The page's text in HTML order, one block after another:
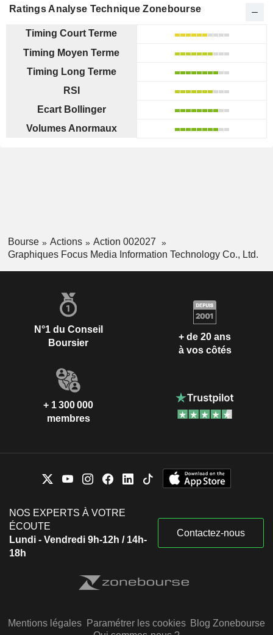
Ratings Analyse Technique Zonebourse
Timing Court Terme
Timing Moyen Terme
Timing Long Terme
RSI
Ecart Bollinger
Volumes Anormaux
Bourse Actions
Action 002027
Graphiques Focus Media Information Technology Co., Ltd.
N°1 du Conseil
Boursier
+ de 20 ans
à vos côtés
+ 1 300 000
membres
NOS EXPERTS À VOTRE
ÉCOUTE
Lundi - Vendredi 9h-12h / 14h-
18h
Contactez-nous
Mentions légales Paramétrer les cookies Blog Zonebourse